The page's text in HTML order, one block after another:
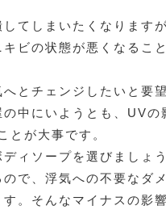
てしまいたくなります
ビの状態が悪くなるこ
とチェンジしたいと要
中にいようとも、UVの
とが大事です。
ィソープを選びましょ
で、浮気への不要なダ
。そんなマイナスの影